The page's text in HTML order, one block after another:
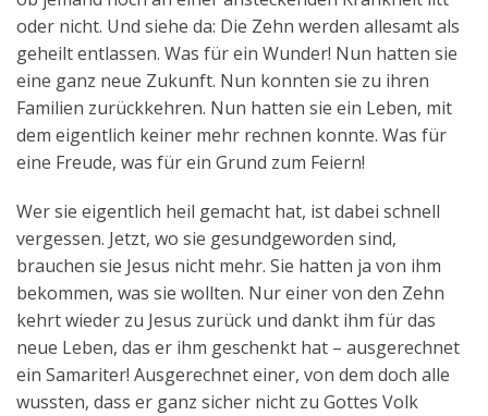
oder nicht. Und siehe da: Die Zehn werden allesamt als
geheilt entlassen. Was für ein Wunder! Nun hatten sie
eine ganz neue Zukunft. Nun konnten sie zu ihren
Familien zurückkehren. Nun hatten sie ein Leben, mit
dem eigentlich keiner mehr rechnen konnte. Was für
eine Freude, was für ein Grund zum Feiern!
Wer sie eigentlich heil gemacht hat, ist dabei schnell
vergessen. Jetzt, wo sie gesundgeworden sind,
brauchen sie Jesus nicht mehr. Sie hatten ja von ihm
bekommen, was sie wollten. Nur einer von den Zehn
kehrt wieder zu Jesus zurück und dankt ihm für das
neue Leben, das er ihm geschenkt hat – ausgerechnet
ein Samariter! Ausgerechnet einer, von dem doch alle
wussten, dass er ganz sicher nicht zu Gottes Volk